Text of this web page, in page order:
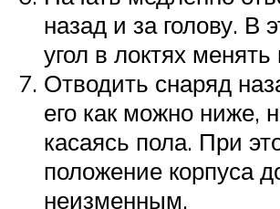
назад и за голову. В
угол в локтях менять
Отводить снаряд
его как можно ниже,
касаясь пола. При
положение корпуса
неизменным.